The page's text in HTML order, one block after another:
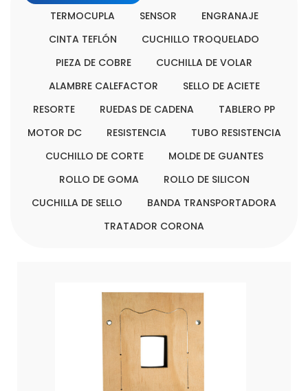
TERMOCUPLA
SENSOR
ENGRANAJE
CINTA TEFLÓN
CUCHILLO TROQUELADO
PIEZA DE COBRE
CUCHILLA DE VOLAR
ALAMBRE CALEFACTOR
SELLO DE ACIETE
RESORTE
RUEDAS DE CADENA
TABLERO PP
MOTOR DC
RESISTENCIA
TUBO RESISTENCIA
CUCHILLO DE CORTE
MOLDE DE GUANTES
ROLLO DE GOMA
ROLLO DE SILICON
CUCHILLA DE SELLO
BANDA TRANSPORTADORA
TRATADOR CORONA